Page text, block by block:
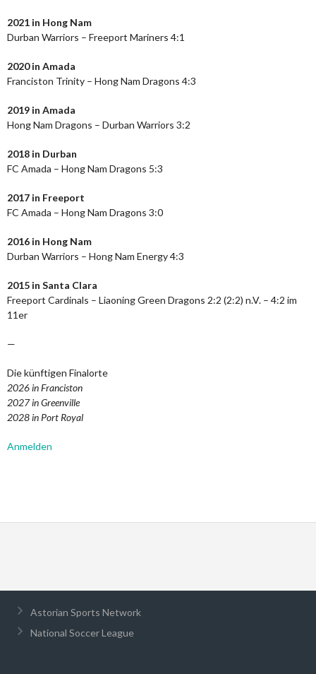
2021 in Hong Nam
Durban Warriors – Freeport Mariners 4:1
2020 in Amada
Franciston Trinity – Hong Nam Dragons 4:3
2019 in Amada
Hong Nam Dragons – Durban Warriors 3:2
2018 in Durban
FC Amada – Hong Nam Dragons 5:3
2017 in Freeport
FC Amada – Hong Nam Dragons 3:0
2016 in Hong Nam
Durban Warriors – Hong Nam Energy 4:3
2015 in Santa Clara
Freeport Cardinals – Liaoning Green Dragons 2:2 (2:2) n.V. – 4:2 im
11er
—
Die künftigen Finalorte
2026 in Franciston
2027 in Greenville
2028 in Port Royal
Anmelden
Astorian Sports Network
National Soccer League